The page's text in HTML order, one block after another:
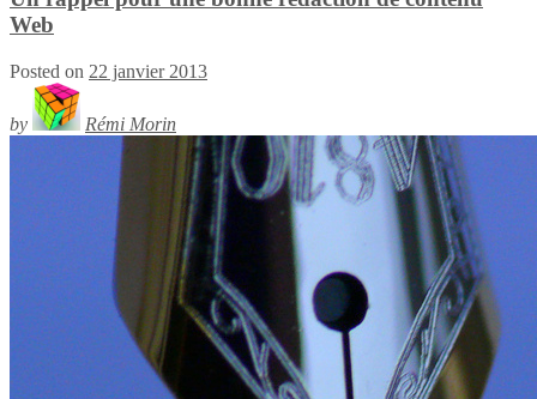
Web
Posted on 22 janvier 2013
by Rémi Morin